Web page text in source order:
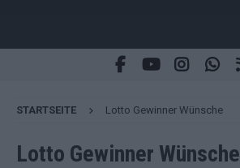
STARTSEITE Lotto Gewinner Wünsche
Lotto Gewinner Wünsche